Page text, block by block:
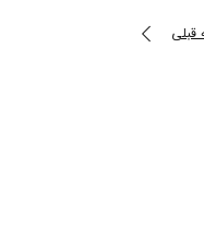
قبلی